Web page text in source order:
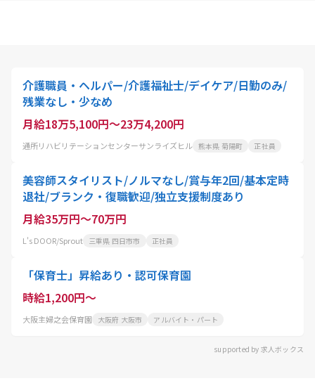
介護職員・ヘルパー/介護福祉士/デイケア/日勤のみ/
残業なし・少なめ
月給18万5,100円～23万4,200円
通所リハビリテーションセンターサンライズヒル 熊本県 菊陽町 正社員
美容師スタイリスト/ノルマなし/賞与年2回/基本定時
退社/ブランク・復職歓迎/独立支援制度あり
月給35万円～70万円
L's DOOR/Sprout 三重県 四日市市 正社員
「保育士」昇給あり・認可保育園
時給1,200円～
大阪主婦之会保育園 大阪府 大阪市 アルバイト・パート
supported by 求人ボックス